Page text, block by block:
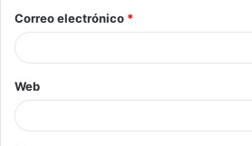
Correo electrónico *
Web